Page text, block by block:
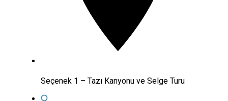
Seçenek 1 – Tazı Kanyonu ve Selge Turu